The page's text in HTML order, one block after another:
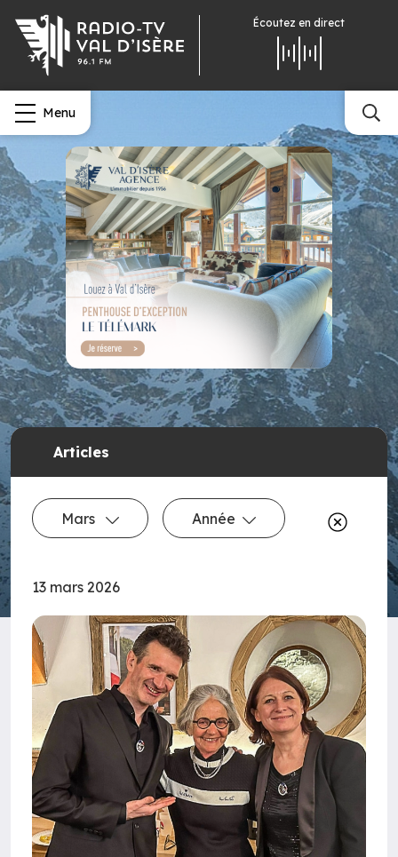
Écoutez en direct
Menu
Articles
Mars Année
13 mars 2026